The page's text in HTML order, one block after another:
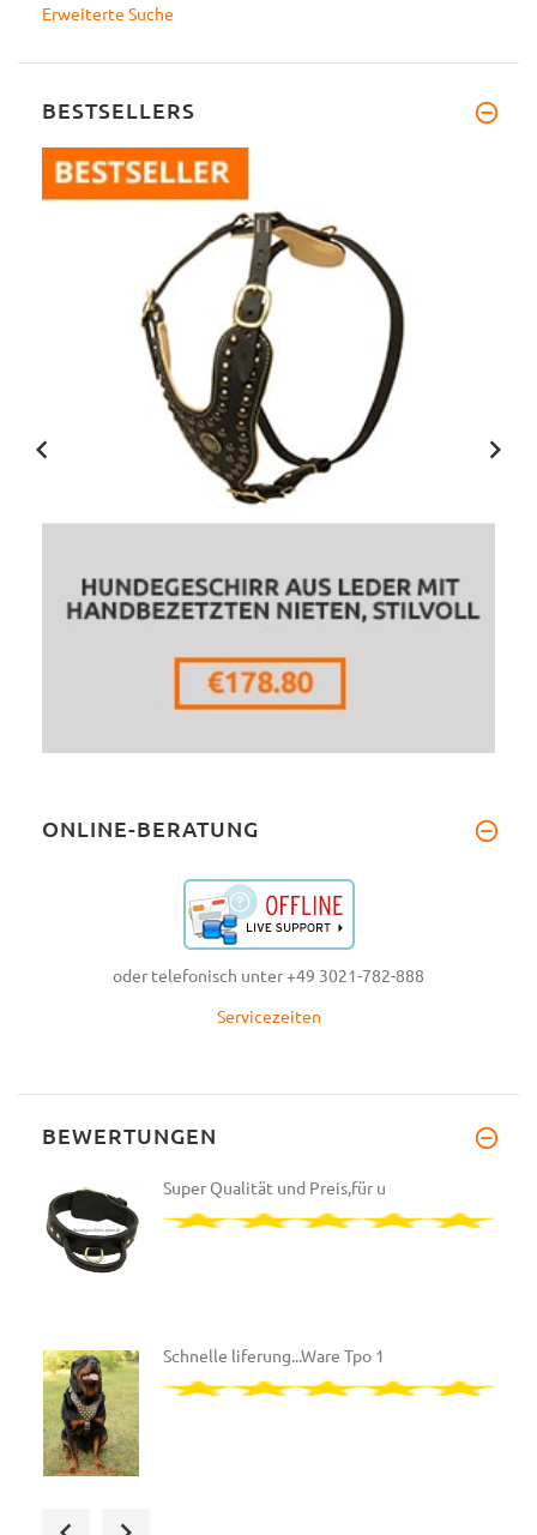
Erweiterte Suche
BESTSELLERS
ONLINE-BERATUNG
oder telefonisch unter +49 3021-782-888
Servicezeiten
BEWERTUNGEN
Super Qualität und Preis,für u
Schnelle liferung...Ware Tpo 1